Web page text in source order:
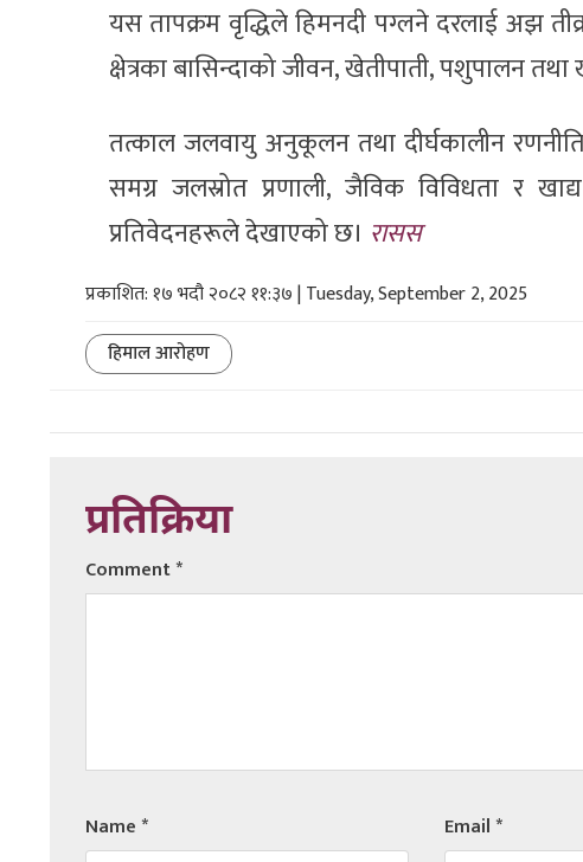
यस तापक्रम वृद्धिले हिमनदी पग्लने दरलाई अझ
क्षेत्रका बासिन्दाको जीवन, खेतीपाती, पशुपालन
तत्काल जलवायु अनुकूलन तथा दीर्घकालीन
समग्र जलस्रोत प्रणाली, जैविक विविधता र
प्रतिवेदनहरूले देखाएको छ। रासस
प्रकाशित: १७ भदौ २०८२ ११:३७ | Tuesday, September 2, 2025
हिमाल आरोहण
प्रतिक्रिया
Comment*
Name* Email*